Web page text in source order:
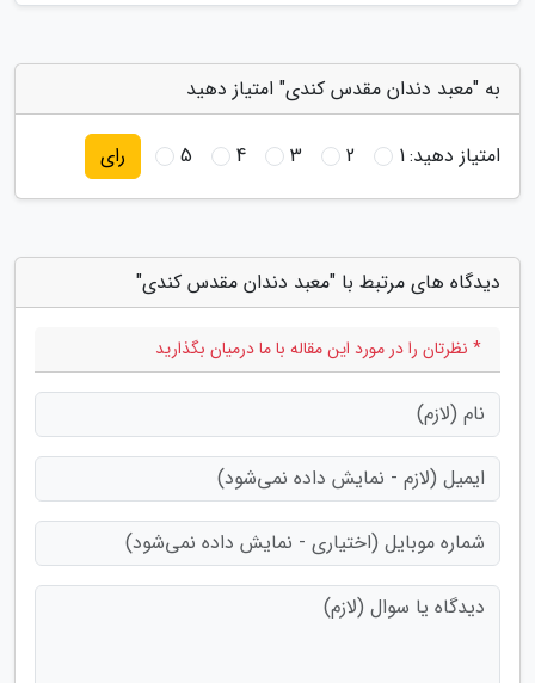
به "معبد دندان مقدس کندی" امتیاز دهید
امتیاز دهید:1
2
3
4
5 رای
دیدگاه های مرتبط با "معبد دندان مقدس کندی"
* نظرتان را در مورد این مقاله با ما درمیان بگذارید